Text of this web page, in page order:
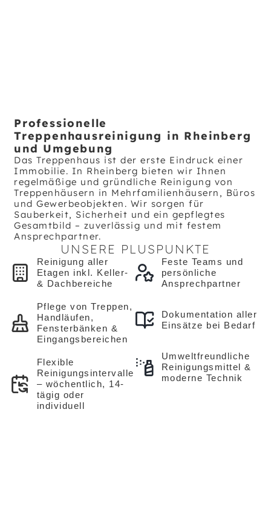
Professionelle
Treppenhausreinigung in Rheinberg
und Umgebung
Das Treppenhaus ist der erste Eindruck einer
Immobilie. In Rheinberg bieten wir Ihnen
regelmäßige und gründliche Reinigung von
Treppenhäusern in Mehrfamilienhäusern, Büros
und Gewerbeobjekten. Wir sorgen für
Sauberkeit, Sicherheit und ein gepflegtes
Gesamtbild – zuverlässig und mit festem
Ansprechpartner.
UNSERE PLUSPUNKTE
Reinigung aller
Etagen inkl. Keller-
& Dachbereiche
Pflege von Treppen,
Handläufen,
Fensterbänken &
Eingangsbereichen
Flexible
Reinigungsintervalle
– wöchentlich, 14-
tägig oder
individuell
Feste Teams und
persönliche
Ansprechpartner
Dokumentation aller
Einsätze bei Bedarf
Umweltfreundliche
Reinigungsmittel &
moderne Technik